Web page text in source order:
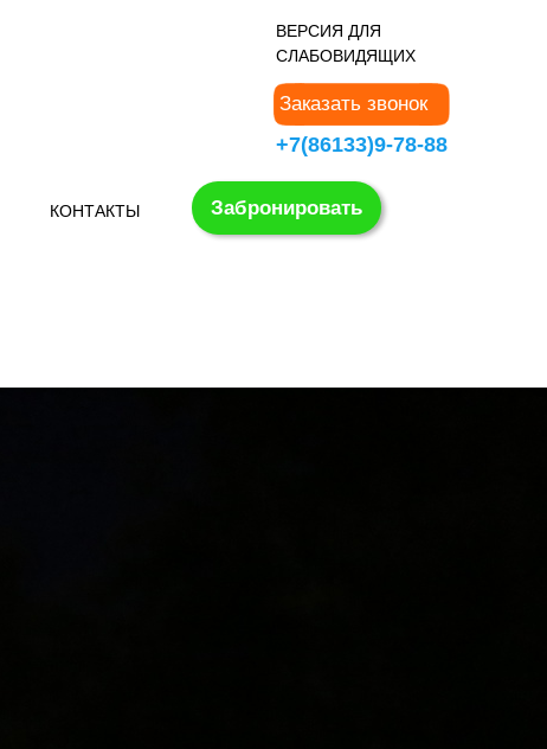
Заказать звонок
+7(86133)9-78-88
ВЕРСИЯ ДЛЯ
СЛАБОВИДЯЩИХ
Забронировать
КОНТАКТЫ